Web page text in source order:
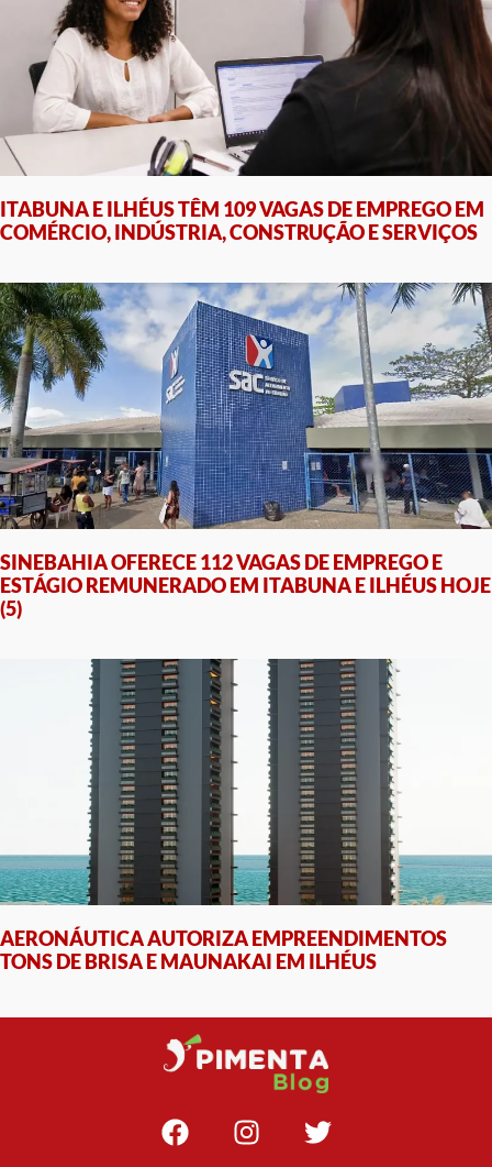
ITABUNA E ILHÉUS TÊM 109 VAGAS DE EMPREGO EM
COMÉRCIO, INDÚSTRIA, CONSTRUÇÃO E SERVIÇOS
SINEBAHIA OFERECE 112 VAGAS DE EMPREGO E
ESTÁGIO REMUNERADO EM ITABUNA E ILHÉUS HOJE
(5)
AERONÁUTICA AUTORIZA EMPREENDIMENTOS
TONS DE BRISA E MAUNAKAI EM ILHÉUS